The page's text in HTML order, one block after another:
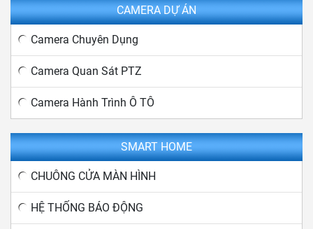
CAMERA DỰ ÁN
Camera Chuyên Dụng
Camera Quan Sát PTZ
Camera Hành Trình Ô TÔ
SMART HOME
CHUÔNG CỬA MÀN HÌNH
HỆ THỐNG BÁO ĐỘNG